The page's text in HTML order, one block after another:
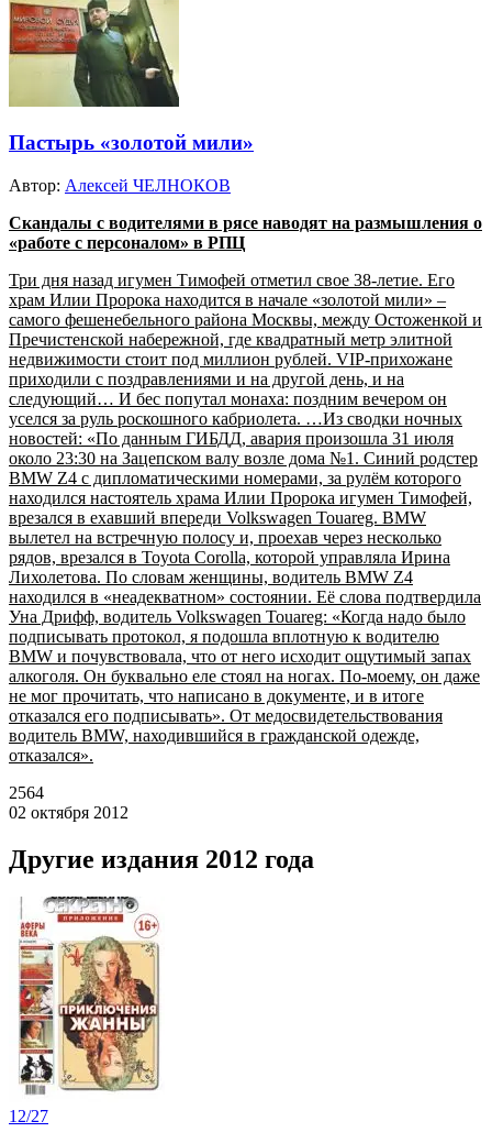
Пастырь «золотой мили»
Автор: Алексей ЧЕЛНОКОВ
Скандалы с водителями в рясе наводят на размышления о
«работе с персоналом» в РПЦ
Три дня назад игумен Тимофей отметил свое 38-летие. Его
храм Илии Пророка находится в начале «золотой мили» –
самого фешенебельного района Москвы, между Остоженкой и
Пречистенской набережной, где квадратный метр элитной
недвижимости стоит под миллион рублей. VIP-прихожане
приходили с поздравлениями и на другой день, и на
следующий… И бес попутал монаха: поздним вечером он
уселся за руль роскошного кабриолета. …Из сводки ночных
новостей: «По данным ГИБДД, авария произошла 31 июля
около 23:30 на Зацепском валу возле дома №1. Синий родстер
BMW Z4 с дипломатическими номерами, за рулём которого
находился настоятель храма Илии Пророка игумен Тимофей,
врезался в ехавший впереди Volkswagen Touareg. BMW
вылетел на встречную полосу и, проехав через несколько
рядов, врезался в Toyota Corolla, которой управляла Ирина
Лихолетова. По словам женщины, водитель ВMW Z4
находился в «неадекватном» состоянии. Её слова подтвердила
Уна Дрифф, водитель Volkswagen Touareg: «Когда надо было
подписывать протокол, я подошла вплотную к водителю
BMW и почувствовала, что от него исходит ощутимый запах
алкоголя. Он буквально еле стоял на ногах. По-моему, он даже
не мог прочитать, что написано в документе, и в итоге
отказался его подписывать». От медосвидетельствования
водитель BMW, находившийся в гражданской одежде,
отказался».
2564
02 октября 2012
Другие издания 2012 года
12/27